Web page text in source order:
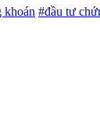
khoán #đầu tư